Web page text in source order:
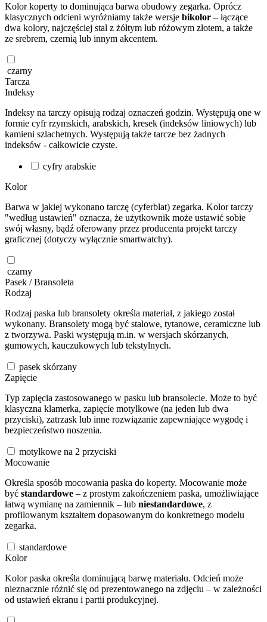
Kolor koperty to dominująca barwa obudowy zegarka. Oprócz
klasycznych odcieni wyróżniamy także wersje bikolor – łączące
dwa kolory, najczęściej stal z żółtym lub różowym złotem, a także
ze srebrem, czernią lub innym akcentem.
czarny
Tarcza
Indeksy
Indeksy na tarczy opisują rodzaj oznaczeń godzin. Występują one w
formie cyfr rzymskich, arabskich, kresek (indeksów liniowych) lub
kamieni szlachetnych. Występują także tarcze bez żadnych
indeksów - całkowicie czyste.
cyfry arabskie
Kolor
Barwa w jakiej wykonano tarczę (cyferblat) zegarka. Kolor tarczy
"według ustawień" oznacza, że użytkownik może ustawić sobie
swój własny, bądź oferowany przez producenta projekt tarczy
graficznej (dotyczy wyłącznie smartwatchy).
czarny
Pasek / Bransoleta
Rodzaj
Rodzaj paska lub bransolety określa materiał, z jakiego został
wykonany. Bransolety mogą być stalowe, tytanowe, ceramiczne lub
z tworzywa. Paski występują m.in. w wersjach skórzanych,
gumowych, kauczukowych lub tekstylnych.
pasek skórzany
Zapięcie
Typ zapięcia zastosowanego w pasku lub bransolecie. Może to być
klasyczna klamerka, zapięcie motylkowe (na jeden lub dwa
przyciski), zatrzask lub inne rozwiązanie zapewniające wygodę i
bezpieczeństwo noszenia.
motylkowe na 2 przyciski
Mocowanie
Określa sposób mocowania paska do koperty. Mocowanie może
być standardowe – z prostym zakończeniem paska, umożliwiające
łatwą wymianę na zamiennik – lub niestandardowe, z
profilowanym kształtem dopasowanym do konkretnego modelu
zegarka.
standardowe
Kolor
Kolor paska określa dominującą barwę materiału. Odcień może
nieznacznie różnić się od prezentowanego na zdjęciu – w zależności
od ustawień ekranu i partii produkcyjnej.